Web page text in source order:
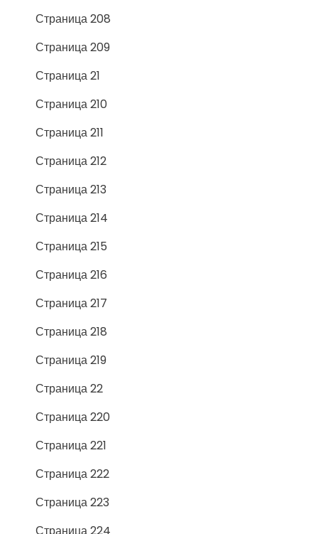
Страница 208
Страница 209
Страница 21
Страница 210
Страница 211
Страница 212
Страница 213
Страница 214
Страница 215
Страница 216
Страница 217
Страница 218
Страница 219
Страница 22
Страница 220
Страница 221
Страница 222
Страница 223
Страница 224